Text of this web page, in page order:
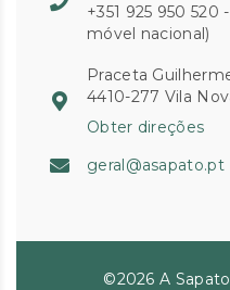
+351 925 950 520
móvel nacional)
Praceta
4410-277 Vila
Obter direções
geral@asapato.pt
©2026 A